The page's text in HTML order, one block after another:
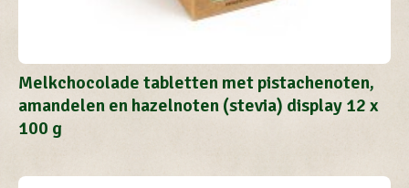
Melkchocolade tabletten met pistachenoten,
amandelen en hazelnoten (stevia) display 12 x
100 g